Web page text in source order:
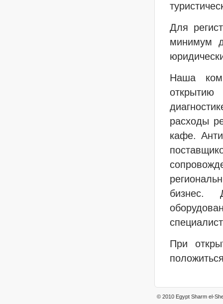
Для
минимум
Наша
расходы
кафе.
бизнес.
При
© 2010 Egypt Sharm el-